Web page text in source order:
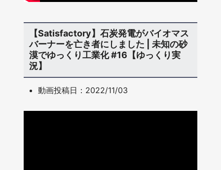
【Satisfactory】石炭発電がバイオマス
バーナーを亡き者にしました | 未知の砂
漠でゆっくり工業化 #16【ゆっくり実
況】
動画投稿日：2022/11/03